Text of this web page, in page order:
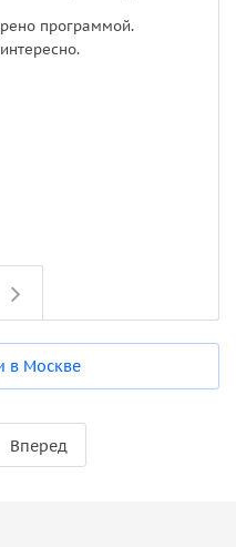
программой.
в Москве
Вперед